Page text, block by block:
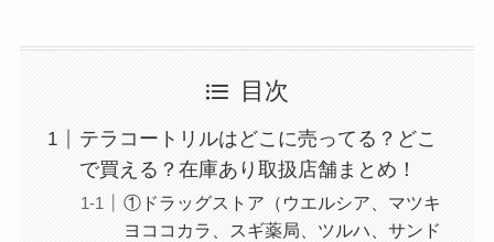
目次
テラコートリルはどこに売ってる？どこ
で買える？在庫あり取扱店舗まとめ！
①ドラッグストア（ウエルシア、マツキ
ヨココカラ、スギ薬局、ツルハ、サンド